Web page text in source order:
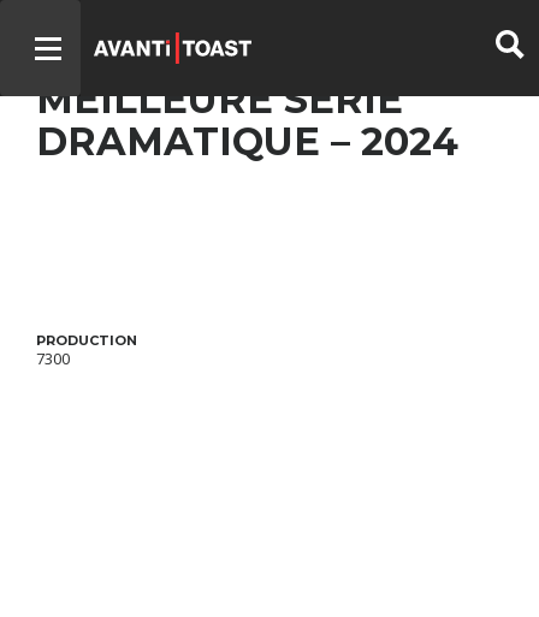
DISCRÈTES –
MEILLEURE SÉRIE
DRAMATIQUE – 2024
PRODUCTION
7300